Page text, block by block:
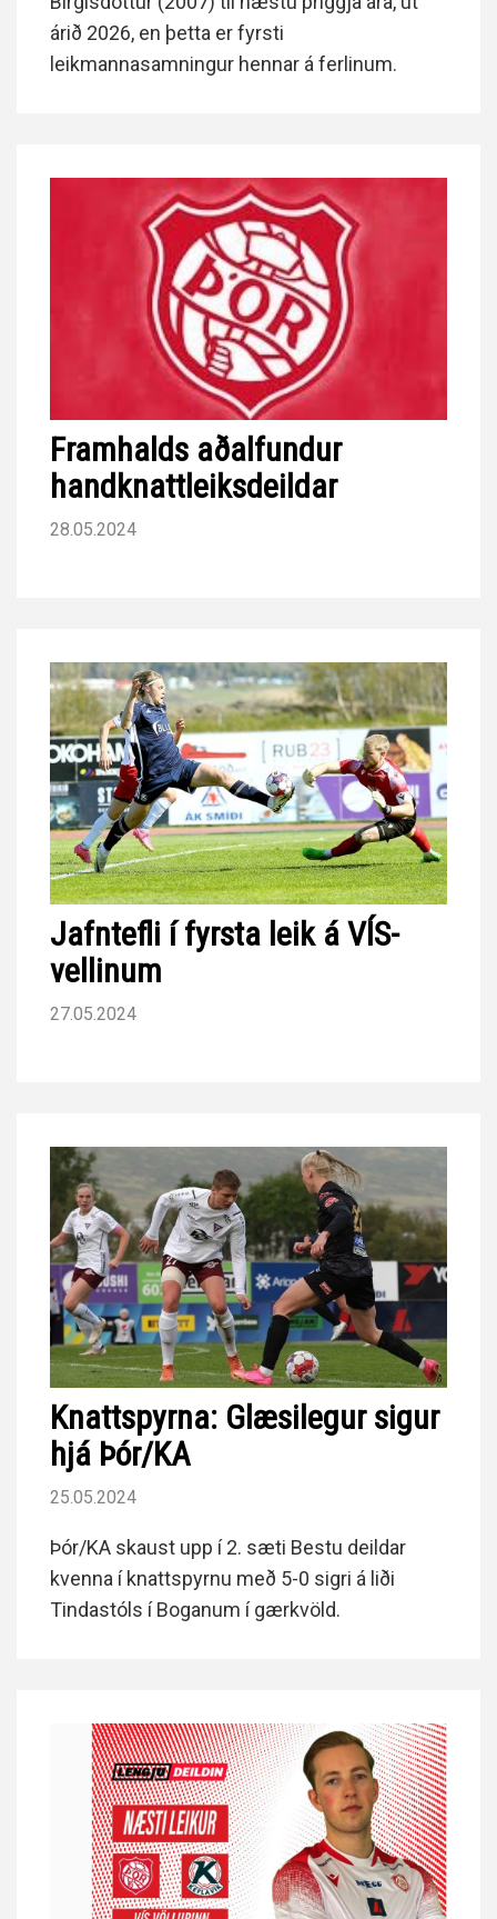
árið 2026, en þetta er fyrsti
leikmannasamningur hennar á ferlinum.
Framhalds aðalfundur
handknattleiksdeildar
28.05.2024
Jafntefli í fyrsta leik á VÍS-
vellinum
27.05.2024
Knattspyrna: Glæsilegur sigur
hjá Þór/KA
25.05.2024
Þór/KA skaust upp í 2. sæti Bestu deildar
kvenna í knattspyrnu með 5-0 sigri á liði
Tindastóls í Boganum í gærkvöld.